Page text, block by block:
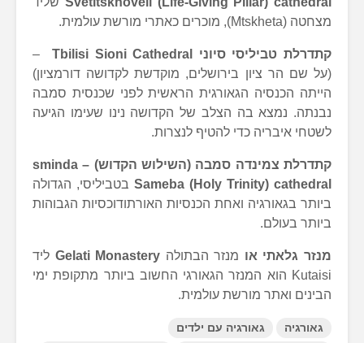
מצחטה (Mtskheta), מוכרים כאתרי מורשת עולמית.
קתדרלת טביליסי סיוני Tbilisi Sioni Сathedral
–
(על שם הר ציון בירושלים, מוקדשת לקדושה דורמציון)
הייתה הכנסיה הגאורגית הראשית לפני שכנסית סמבה
נבנתה. נמצא בה הצלב של הקדושה נינו שעימו הגיעה
לשטחי איבריה כדי להטיף לנצרות.
קתדרלת צמינדה סמבה (השילוש הקדוש) – sminda
Sameba (Holy Trinity) cathedral בטביליסי, הגדולה
ביותר בגאורגיה ואחת הכנסיות האורתודוכסיות הגבוהות
ביותר בעולם.
מנזר גלאתי או מנזר הבתולה Gelati Monastery ליד
Kutaisi הוא המנזר הגאורגי החשוב ביותר מתקופת ימי
הבינים ואתר מורשת עולמית.
גאורגיה
גאורגיה עם ילדים